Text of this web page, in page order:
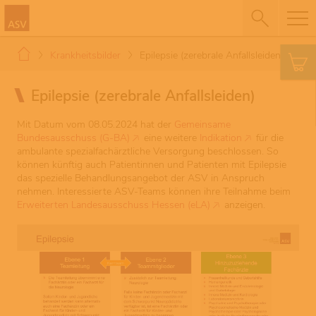
Krankheitsbilder Epilepsie (zerebrale Anfallsleiden)
Epilepsie (zerebrale Anfallsleiden)
Mit Datum vom 08.05.2024 hat der Gemeinsame
Bundesausschuss (G-BA)
eine weitere Indikation
für die
ambulante spezialfachärztliche Versorgung beschlossen. So
können künftig auch Patientinnen und Patienten mit Epilepsie
das spezielle Behandlungsangebot der ASV in Anspruch
nehmen. Interessierte ASV-Teams können ihre Teilnahme beim
Erweiterten Landesausschuss Hessen (eLA)
anzeigen.